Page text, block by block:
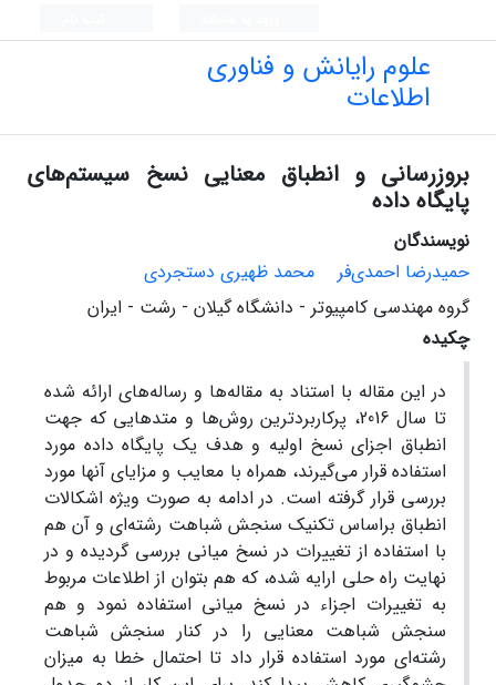
علوم رایانش و فناوری
اطلاعات
بروزرسانی و انطباق معنایی نسخ سیستم‌های
پایگاه داده
نویسندگان
حمیدرضا احمدی‌فر
محمد ظهیری دستجردی
گروه مهندسی کامپیوتر - دانشگاه گیلان - رشت - ایران
چکیده
در این مقاله با استناد به مقاله‌ها و رساله‌های ارائه شده
تا سال 2016، پرکاربردترین روش‌ها و متدهایی که جهت
انطباق اجزای نسخ اولیه و هدف یک پایگاه داده مورد
استفاده قرار می‌گیرند، همراه با معایب و مزایای آنها مورد
بررسی قرار گرفته است. در ادامه به صورت ویژه اشکالات
انطباق براساس تکنیک سنجش شباهت رشته‌ای و آن هم
با استفاده از تغییرات در نسخ میانی بررسی گردیده و در
نهایت راه حلی ارایه شده، که هم بتوان از اطلاعات مربوط
به تغییرات اجزاء در نسخ میانی استفاده نمود و هم
سنجش شباهت معنایی را در کنار سنجش شباهت
رشته‌ای مورد استفاده قرار داد تا احتمال خطا به میزان